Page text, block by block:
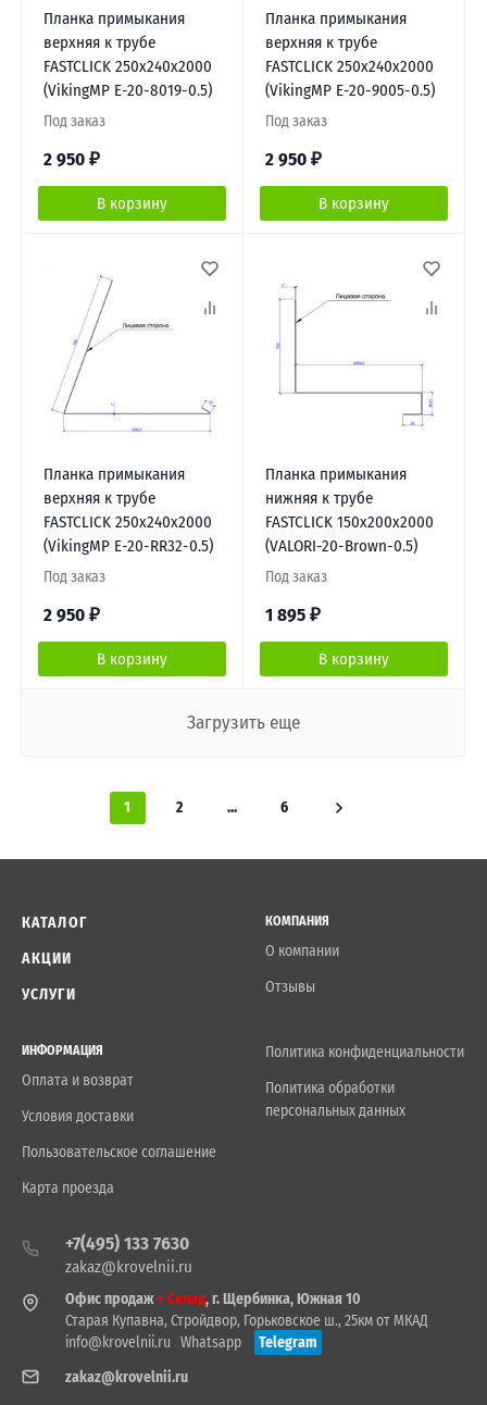
Планка примыкания
верхняя к трубе
FASTCLICK 250х240х2000
(VikingMP E-20-8019-0.5)
Под заказ
2 950 ₽
В корзину
Планка примыкания
верхняя к трубе
FASTCLICK 250х240х2000
(VikingMP E-20-9005-0.5)
Под заказ
2 950 ₽
В корзину
Планка примыкания
верхняя к трубе
FASTCLICK 250х240х2000
(VikingMP E-20-RR32-0.5)
Под заказ
2 950 ₽
В корзину
Планка примыкания
нижняя к трубе
FASTCLICK 150х200х2000
(VALORI-20-Brown-0.5)
Под заказ
1 895 ₽
В корзину
Загрузить еще
1 2 ... 6
КАТАЛОГ
АКЦИИ
УСЛУГИ
КОМПАНИЯ
О компании
Отзывы
ИНФОРМАЦИЯ
Оплата и возврат
Условия доставки
Пользовательское соглашение
Карта проезда
Политика конфиденциальности
Политика обработки
персональных данных
+7(495) 133 7630
zakaz@krovelnii.ru
Офис продаж+ Склад, г. Щербинка, Южная 10
Старая Купавна, Стройдвор, Горьковское ш., 25км от МКАД
info@krovelnii.ru Whatsapp
Telegram
zakaz@krovelnii.ru